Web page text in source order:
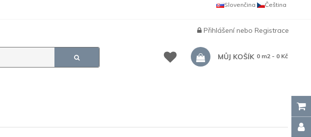
Čeština
Slovenčina
Přihlášenínebo Registrace
MŮJ KOŠÍK 0 m2 - 0 Kč